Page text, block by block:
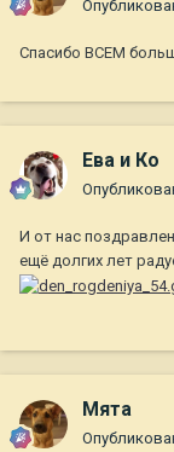
Спасибо ВСЕМ
Ева и Ко
И от нас
ещё долгих лет
Мята